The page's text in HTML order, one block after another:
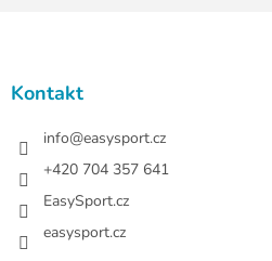
Kontakt
info@easysport.cz
+420 704 357 641
EasySport.cz
easysport.cz